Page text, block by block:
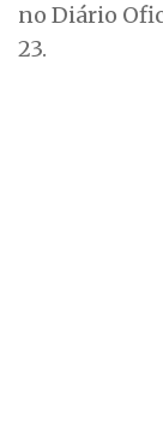
no Diário
23.